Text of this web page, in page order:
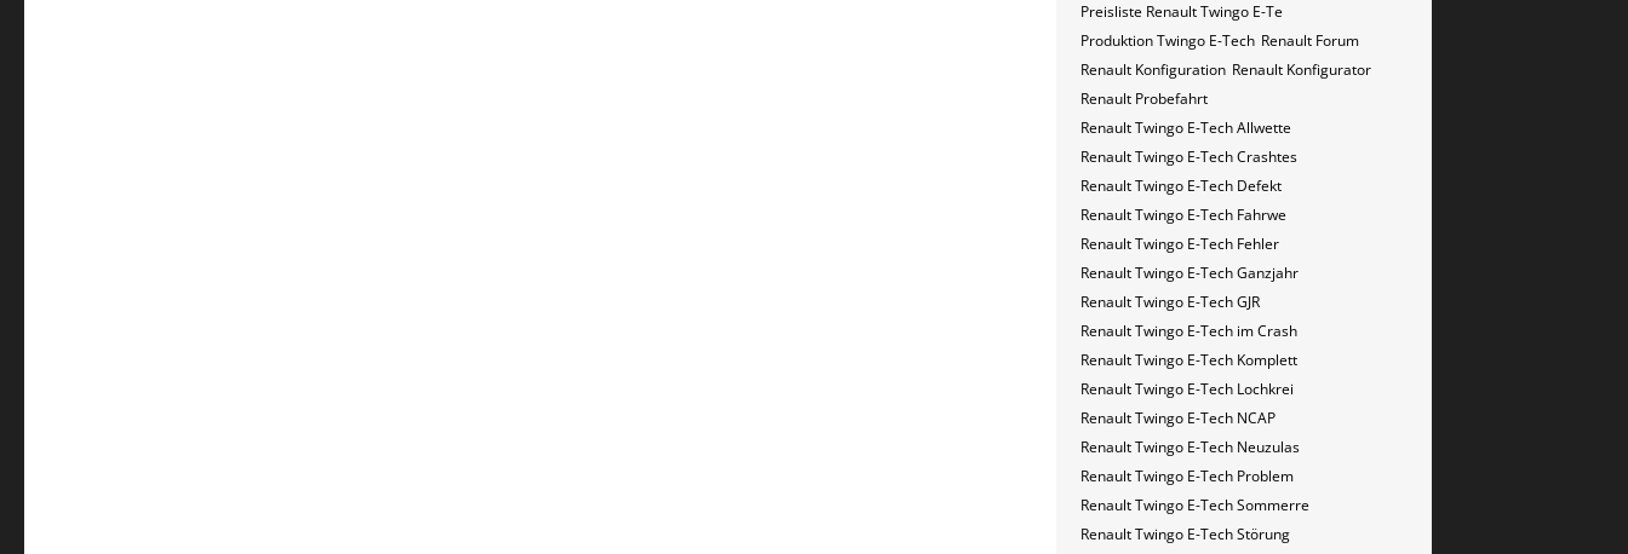
Preisliste Renault Twingo E-Te
Produktion Twingo E-Tech Renault Forum
Renault Konfiguration Renault Konfigurator
Renault Probefahrt
Renault Twingo E-Tech Allwette
Renault Twingo E-Tech Crashtes
Renault Twingo E-Tech Defekt
Renault Twingo E-Tech Fahrwe
Renault Twingo E-Tech Fehler
Renault Twingo E-Tech Ganzjahr
Renault Twingo E-Tech GJR
Renault Twingo E-Tech im Crash
Renault Twingo E-Tech Komplett
Renault Twingo E-Tech Lochkrei
Renault Twingo E-Tech NCAP
Renault Twingo E-Tech Neuzulas
Renault Twingo E-Tech Problem
Renault Twingo E-Tech Sommerre
Renault Twingo E-Tech Störung